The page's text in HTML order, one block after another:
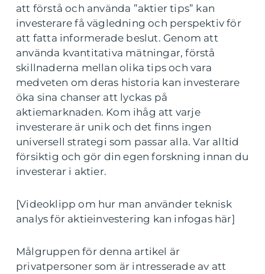
att förstå och använda ”aktier tips” kan
investerare få vägledning och perspektiv för
att fatta informerade beslut. Genom att
använda kvantitativa mätningar, förstå
skillnaderna mellan olika tips och vara
medveten om deras historia kan investerare
öka sina chanser att lyckas på
aktiemarknaden. Kom ihåg att varje
investerare är unik och det finns ingen
universell strategi som passar alla. Var alltid
försiktig och gör din egen forskning innan du
investerar i aktier.
[Videoklipp om hur man använder teknisk
analys för aktieinvestering kan infogas här]
Målgruppen för denna artikel är
privatpersoner som är intresserade av att